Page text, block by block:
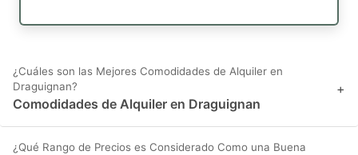
¿Cuáles son las Mejores Comodidades de Alquiler en
Draguignan?
Comodidades de Alquiler en Draguignan
+
¿Qué Rango de Precios es Considerado Como una Buena